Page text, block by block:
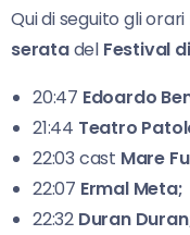
Qui di seguito gli
seratadel Festival
20:47 Edoardo
21:44 Teatro
22:03 cast Mare
22:07 Ermal Meta;
22:32 Duran